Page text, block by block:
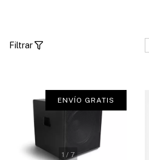
Filtrar
1 / 7
ENVÍO GRATIS